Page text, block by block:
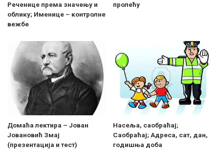
Реченице према значењу и
облику; Именице – контролне
вежбе
пролећу
Домаћа лектира – Јован
Јовановић Змај
(презентација и тест)
Насеља, саобраћај;
Саобраћај; Адреса, сат, дан,
годишња доба